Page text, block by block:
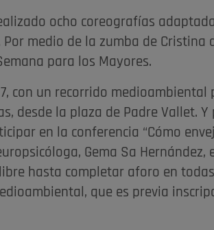
ocho coreografías
medio de la zumba de Cristina
para los Mayores.
con un recorrido medioambiental
desde la plaza de Padre Vallet.
en la conferencia “Cómo
Gema Sa Hernández,
hasta completar aforo en
que es previa